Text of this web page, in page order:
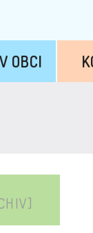
OBCI